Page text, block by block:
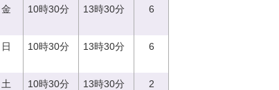
金 10時30分 13時30分 6
日 10時30分 13時30分 6
土 10時30分 13時30分 2